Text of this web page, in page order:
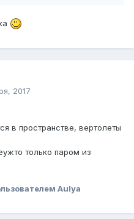
2017
в пространстве, вертолеты
только паром из
Aulya